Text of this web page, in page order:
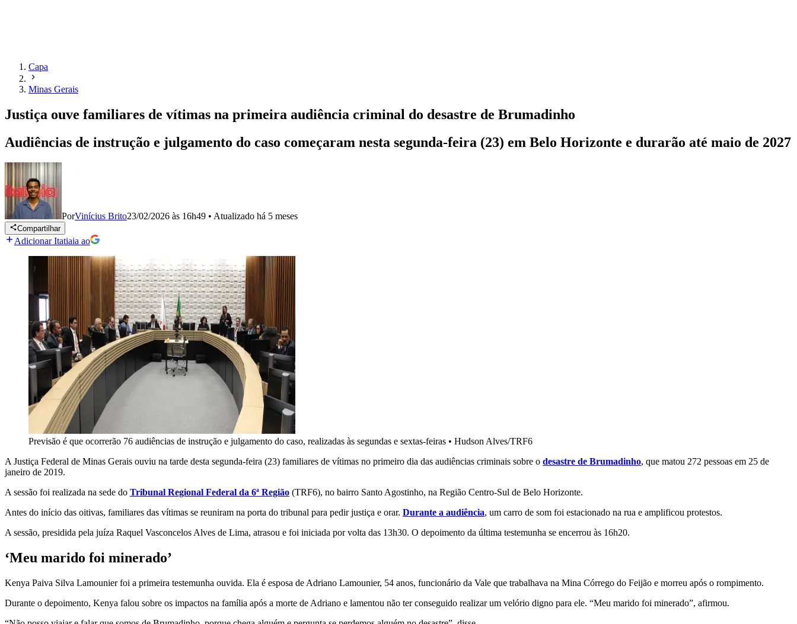
Capa
Minas Gerais
Justiça ouve familiares de vítimas na primeira audiência criminal do desastre de Brumadinho
Audiências de instrução e julgamento do caso começaram nesta segunda-feira (23) em Belo Horizonte e durarão até maio de 2027
PorVinícius Brito23/02/2026 às 16h49 • Atualizado há 5 meses
Compartilhar
Adicionar Itatiaia ao
Previsão é que ocorrerão 76 audiências de instrução e julgamento do caso, realizadas às segundas e sextas-feiras • Hudson Alves/TRF6
A Justiça Federal de Minas Gerais ouviu na tarde desta segunda-feira (23) familiares de vítimas no primeiro dia das audiências criminais sobre o desastre de Brumadinho, que matou 272 pessoas em 25 de
janeiro de 2019.
A sessão foi realizada na sede do Tribunal Regional Federal da 6ª Região (TRF6), no bairro Santo Agostinho, na Região Centro-Sul de Belo Horizonte.
Antes do início das oitivas, familiares das vítimas se reuniram na porta do tribunal para pedir justiça e orar. Durante a audiência, um carro de som foi estacionado na rua e amplificou protestos.
A sessão, presidida pela juíza Raquel Vasconcelos Alves de Lima, atrasou e foi iniciada por volta das 13h30. O depoimento da última testemunha se encerrou às 16h20.
‘Meu marido foi minerado’
Kenya Paiva Silva Lamounier foi a primeira testemunha ouvida. Ela é esposa de Adriano Lamounier, 54 anos, funcionário da Vale que trabalhava na Mina Córrego do Feijão e morreu após o rompimento.
Durante o depoimento, Kenya falou sobre os impactos na família após a morte de Adriano e lamentou não ter conseguido realizar um velório digno para ele. “Meu marido foi minerado”, afirmou.